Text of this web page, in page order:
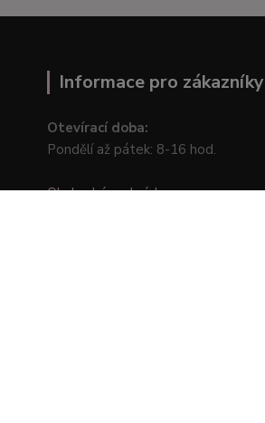
Informace pro zákazníky
Otevírací doba:
Pondělí až pátek: 8-16 hod.
Obchodní podmínky